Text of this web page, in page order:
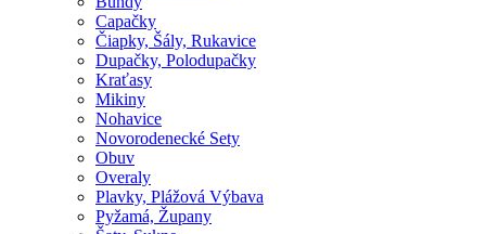
Capačky
Čiapky, Šály, Rukavice
Dupačky, Polodupačky
Kraťasy
Mikiny
Nohavice
Novorodenecké Sety
Obuv
Overaly
Plavky, Plážová Výbava
Pyžamá, Župany